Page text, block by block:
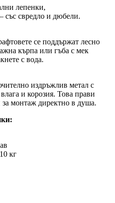
лепенки,
със свредло и дюбели.
се поддържат лесно
кърпа или гъба с мек
с вода.
издръжлив метал с
и корозия. Това прави
монтаж директно в душа.
кг